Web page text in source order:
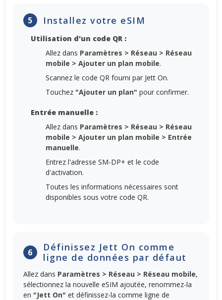
5 Installez votre eSIM
Utilisation d'un code QR :
Allez dans Paramètres > Réseau > Réseau
mobile > Ajouter un plan mobile.
Scannez le code QR fourni par Jett On.
Touchez "Ajouter un plan" pour confirmer.
Entrée manuelle :
Allez dans Paramètres > Réseau > Réseau
mobile > Ajouter un plan mobile > Entrée
manuelle.
Entrez l'adresse SM-DP+ et le code
d'activation.
Toutes les informations nécessaires sont
disponibles sous votre code QR.
6
Définissez Jett On comme
ligne de données par défaut
Allez dans Paramètres > Réseau > Réseau mobile,
sélectionnez la nouvelle eSIM ajoutée, renommez-la
en "Jett On" et définissez-la comme ligne de